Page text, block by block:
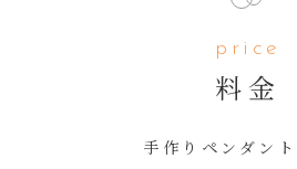
price
料金
手作りペンダン